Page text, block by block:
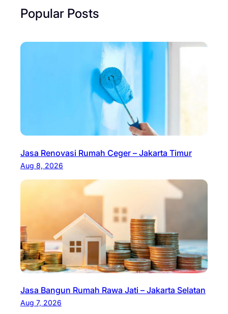
Popular Posts
Jasa Renovasi Rumah Ceger – Jakarta Timur
Aug 8, 2026
Jasa Bangun Rumah Rawa Jati – Jakarta Selatan
Aug 7, 2026